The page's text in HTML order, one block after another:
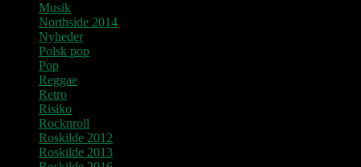
Musik
Northside 2014
Nyheder
Polsk pop
Pop
Reggae
Retro
Risiko
Rocknroll
Roskilde 2012
Roskilde 2013